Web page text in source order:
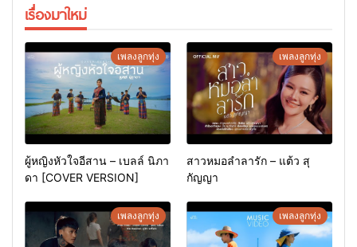
เรื่องมาใหม่
เพลงลูกทุ่ง
ผู้หญิงหัวใจอีสาน – เบลล์ นิภา
ดา [COVER VERSION]
เพลงลูกทุ่ง
สาวหมอลำลารัก – แต้ว สุ
กัญญา
เพลงลูกทุ่ง เพลงลูกทุ่ง